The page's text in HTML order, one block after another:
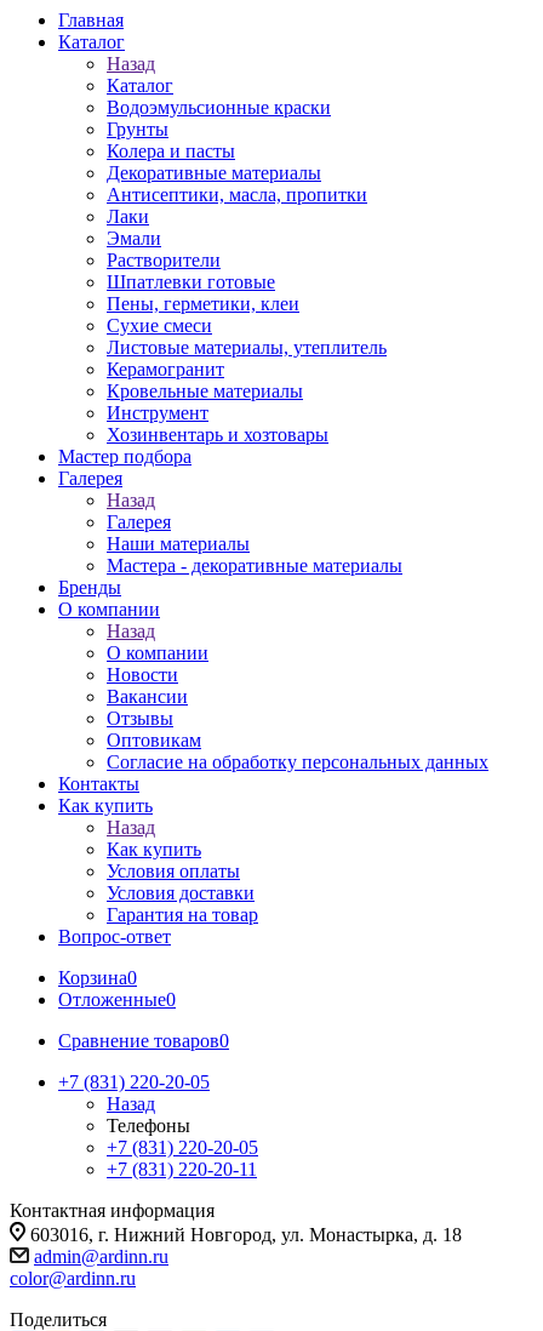
Главная
Каталог
Назад
Каталог
Водоэмульсионные краски
Грунты
Колера и пасты
Декоративные материалы
Антисептики, масла, пропитки
Лаки
Эмали
Растворители
Шпатлевки готовые
Пены, герметики, клеи
Сухие смеси
Листовые материалы, утеплитель
Керамогранит
Кровельные материалы
Инструмент
Хозинвентарь и хозтовары
Мастер подбора
Галерея
Назад
Галерея
Наши материалы
Мастера - декоративные материалы
Бренды
О компании
Назад
О компании
Новости
Вакансии
Отзывы
Оптовикам
Cогласие на обработку персональных данных
Контакты
Как купить
Назад
Как купить
Условия оплаты
Условия доставки
Гарантия на товар
Вопрос-ответ
Корзина0
Отложенные0
Сравнение товаров0
+7 (831) 220-20-05
Назад
Телефоны
+7 (831) 220-20-05
+7 (831) 220-20-11
Контактная информация
603016, г. Нижний Новгород, ул. Монастырка, д. 18
admin@ardinn.ru
color@ardinn.ru
Поделиться